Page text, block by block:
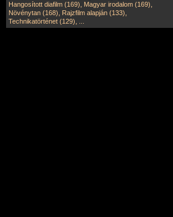
Hangosított diafilm (169), Magyar irodalom (169),
Növénytan (168), Rajzfilm alapján (133),
Technikatörténet (129),